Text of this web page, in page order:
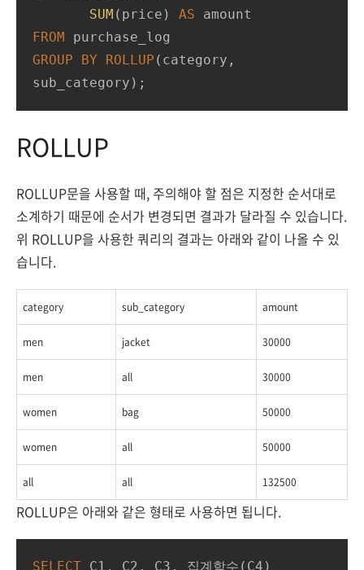
SUM (price) AS
FROM
GROUP
BY ROLLUP (category,
sub_category);
ROLLUP
ROLLUP문을 사용할 때, 주의해야 할 점은 지정한 순서대로
소계하기 때문에 순서가 변경되면 결과가 달라질 수 있습니다.
위 ROLLUP을 사용한 쿼리의 결과는 아래와 같이 나올 수 있
습니다.
category sub_category amount
men jacket 30000
men all 30000
women bag 50000
women all 50000
all all 132500
ROLLUP은 아래와 같은 형태로 사용하면 됩니다.
SELECT